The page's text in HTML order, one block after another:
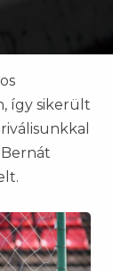
így sikerült